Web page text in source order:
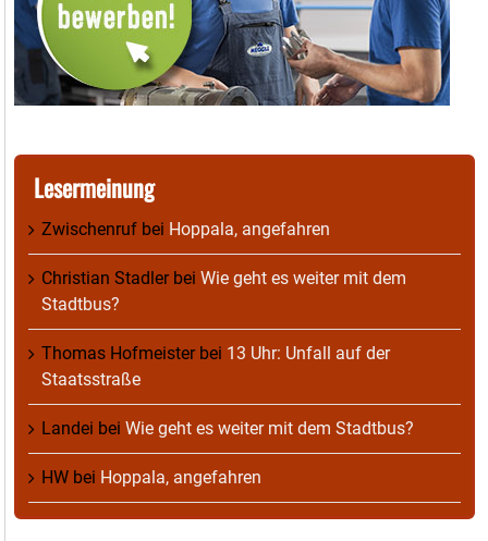
Lesermeinung
Zwischenruf bei Hoppala, angefahren
Christian Stadlerbei Wie geht es weiter mit dem
Stadtbus?
Thomas Hofmeisterbei 13 Uhr: Unfall auf der
Staatsstraße
Landei bei Wie geht es weiter mit dem Stadtbus?
HW bei Hoppala, angefahren